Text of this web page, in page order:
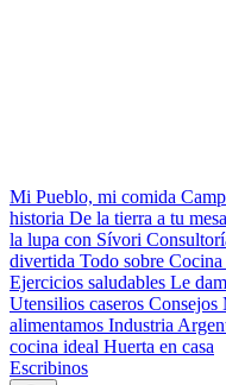
Mi Pueblo, mi comida
historia De la tierra a tu mesa
la lupa con Sívori
divertida Todo sobre Cocina
Ejercicios saludables Le
Utensilios caseros Consejos
alimentamos Industria
cocina ideal Huerta en casa
Escribinos